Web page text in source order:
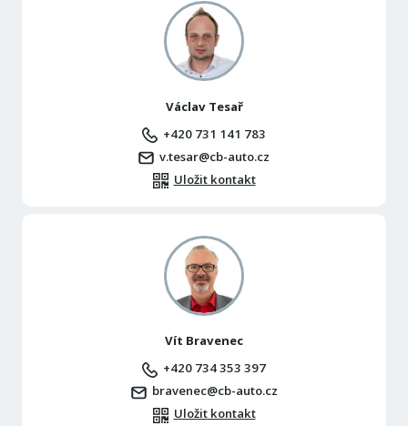
Václav Tesař
+420 731 141 783
v.tesar@cb-auto.cz
Uložit kontakt
Vít Bravenec
+420 734 353 397
bravenec@cb-auto.cz
Uložit kontakt